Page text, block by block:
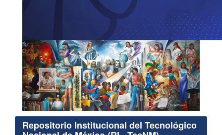
Repositorio Institucional del Tecnológico